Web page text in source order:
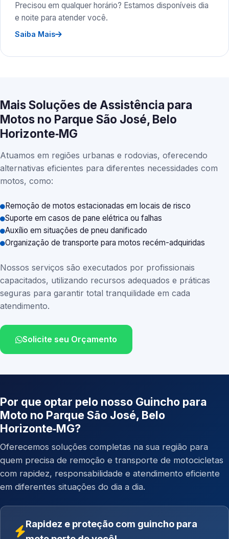
Precisou em qualquer horário? Estamos disponíveis dia
e noite para atender você.
Saiba Mais
Mais Soluções de Assistência para
Motos no Parque São José, Belo
Horizonte‑MG
Atuamos em regiões urbanas e rodovias, oferecendo
alternativas eficientes para diferentes necessidades com
motos, como:
Remoção de motos estacionadas em locais de risco
Suporte em casos de pane elétrica ou falhas
Auxílio em situações de pneu danificado
Organização de transporte para motos recém-adquiridas
Nossos serviços são executados por profissionais
capacitados, utilizando recursos adequados e práticas
seguras para garantir total tranquilidade em cada
atendimento.
Solicite seu Orçamento
Por que optar pelo nosso Guincho para
Moto no Parque São José, Belo
Horizonte‑MG?
Oferecemos soluções completas na sua região para
quem precisa de remoção e transporte de motocicletas
com rapidez, responsabilidade e atendimento eficiente
em diferentes situações do dia a dia.
Rapidez e proteção com guincho para